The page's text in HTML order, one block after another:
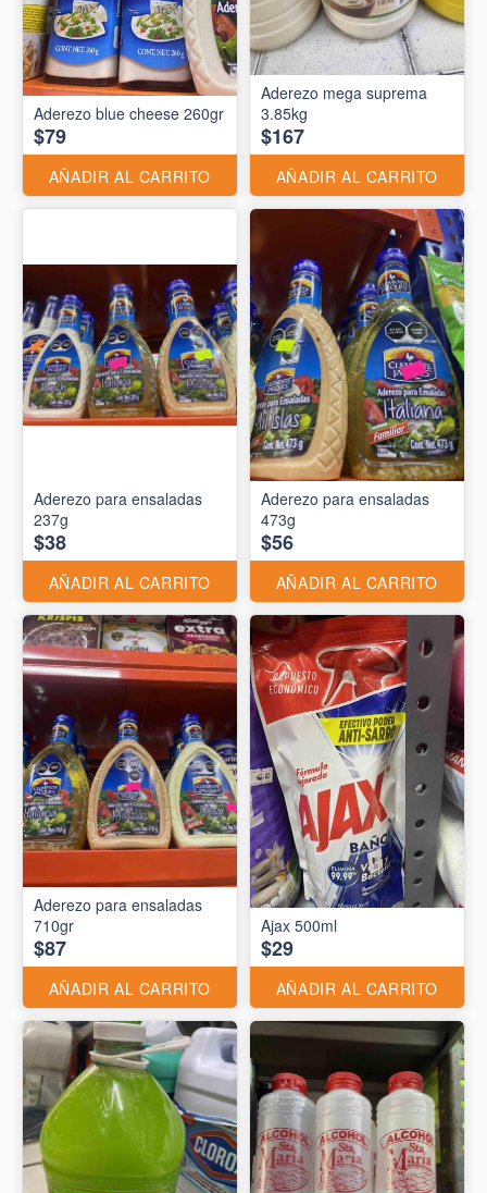
Aderezo blue cheese 260gr
$79
AÑADIR AL CARRITO
Aderezo mega suprema
3.85kg
$167
AÑADIR AL CARRITO
Aderezo para ensaladas
237g
$38
AÑADIR AL CARRITO
Aderezo para ensaladas
473g
$56
AÑADIR AL CARRITO
Aderezo para ensaladas
710gr
$87
AÑADIR AL CARRITO
Ajax 500ml
$29
AÑADIR AL CARRITO